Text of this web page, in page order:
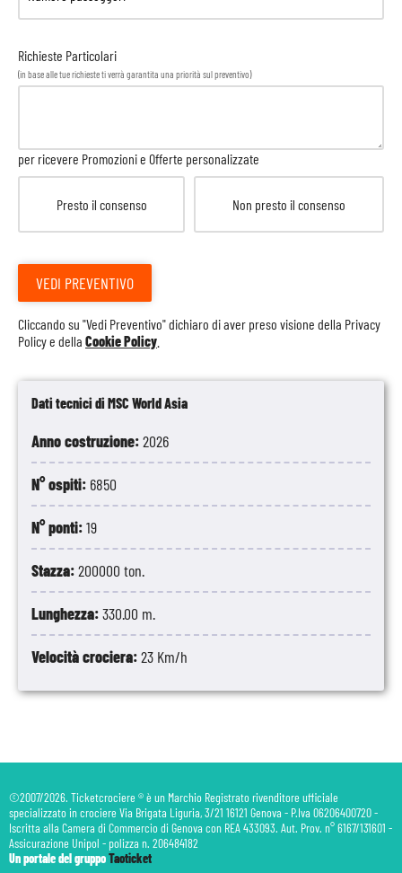
Dati tecnici di MSC World Asia
Anno costruzione:2026
N° ospiti: 6850
N° ponti:19
Stazza:200000 ton.
Lunghezza:330.00 m.
Velocità crociera:23 Km/h
Richieste Particolari
(in base alle tue richieste ti verrà garantita una priorità sul preventivo)
per ricevere Promozioni e Offerte personalizzate
Presto il consenso Non presto il consenso
VEDI PREVENTIVO
Cliccando su "Vedi Preventivo" dichiaro di aver preso visione della Privacy
Policye della Cookie Policy
©2007/2026. Ticketcrociere ® è un Marchio Registrato rivenditore ufficiale
specializzato in crociere Via Brigata Liguria, 3/21 16121 Genova - P.Iva 06206400720 -
Iscritta alla Camera di Commercio di Genova con REA 433093. Aut. Prov. n° 6167/131601 -
Assicurazione Unipol - polizza n. 206484182
Un portale del gruppoTaoticket